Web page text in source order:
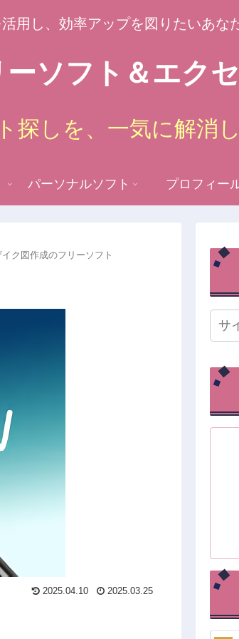
用し、効率アップを図りたいあな
ソフト＆エク
しを、一気に解消し
パーソナルソフト プロフィー
ク図作成のフリーソフト
2025.04.10 2025.03.25